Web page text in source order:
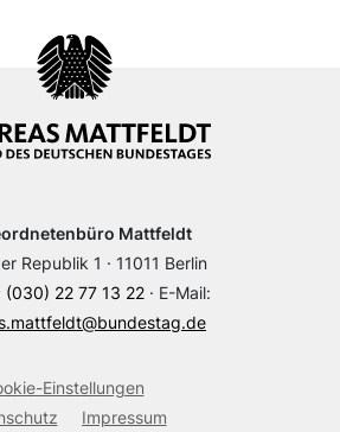
Mattfeldt
Republik 1 · 11011 Berlin
(030) 22 77 13 22· E-Mail:
Einstellungen
Impressum